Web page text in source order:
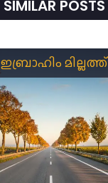
SIMILAR POSTS
ഇബ്രാഹിം മില്ലത്ത്